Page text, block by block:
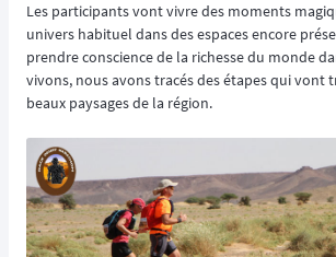
Les participants vont vivre des moments
univers habituel dans des espaces encore
prendre conscience de la richesse du monde
vivons, nous avons tracés des étapes qui vont
beaux paysages de la région.